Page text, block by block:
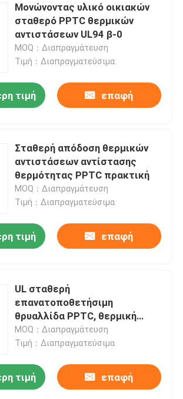
Μονώνοντας υλικό οικιακών
σταθερό PPTC θερμικών
αντιστάσεων UL94 β-0
MOQ：Διαπραγμάτευση
Τιμή：Διαπραγματεύσιμα
τιμή επαφή
Σταθερή απόδοση θερμικών
αντιστάσεων αντίστασης
θερμότητας PPTC πρακτική
MOQ：Διαπραγμάτευση
Τιμή：Διαπραγματεύσιμα
τιμή επαφή
UL σταθερή
επανατοποθετήσιμη
θρυαλλίδα PPTC, θερμική
αντίσταση συντελεστή
πολυμερούς θετική
MOQ：Διαπραγμάτευση
Τιμή：Διαπραγματεύσιμα
τιμή επαφή